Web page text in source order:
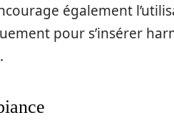
également
pour s’insérer